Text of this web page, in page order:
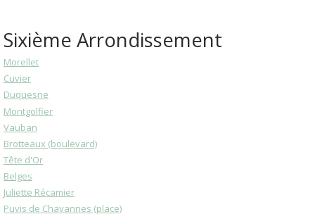
Sixième Arrondissement
Morellet
Cuvier
Duquesne
Montgolfier
Vauban
Brotteaux (boulevard)
Tête d'Or
Belges
Juliette Récamier
Puvis de Chavannes (place)